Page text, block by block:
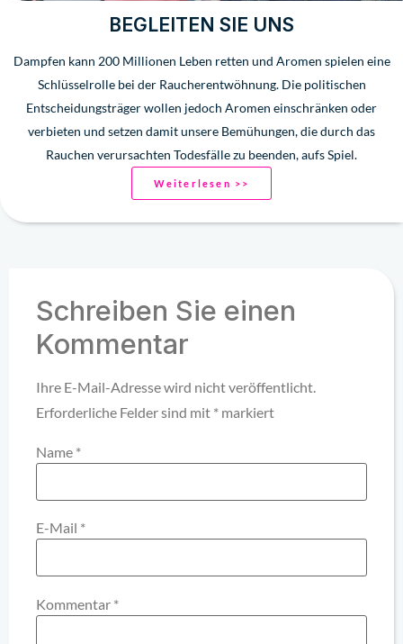
BEGLEITEN SIE UNS
Dampfen kann 200 Millionen Leben retten und Aromen spielen eine
Schlüsselrolle bei der Raucherentwöhnung. Die politischen
Entscheidungsträger wollen jedoch Aromen einschränken oder
verbieten und setzen damit unsere Bemühungen, die durch das
Rauchen verursachten Todesfälle zu beenden, aufs Spiel.
Weiterlesen >>
Schreiben Sie einen
Kommentar
Ihre E-Mail-Adresse wird nicht veröffentlicht.
Erforderliche Felder sind mit * markiert
Name *
E-Mail *
Kommentar *